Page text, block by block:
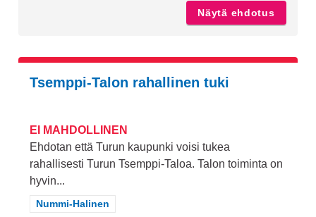
Näytä ehdotus
Tsemppi-Talon rahallinen tuki
EI MAHDOLLINEN
Ehdotan että Turun kaupunki voisi tukea
rahallisesti Turun Tsemppi-Taloa. Talon toiminta on
hyvin...
Rajaa tulokset teeman mukaan: Nummi-Halinen
Nummi-Halinen